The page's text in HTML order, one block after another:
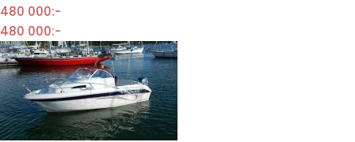
480 000:-
480 000:-